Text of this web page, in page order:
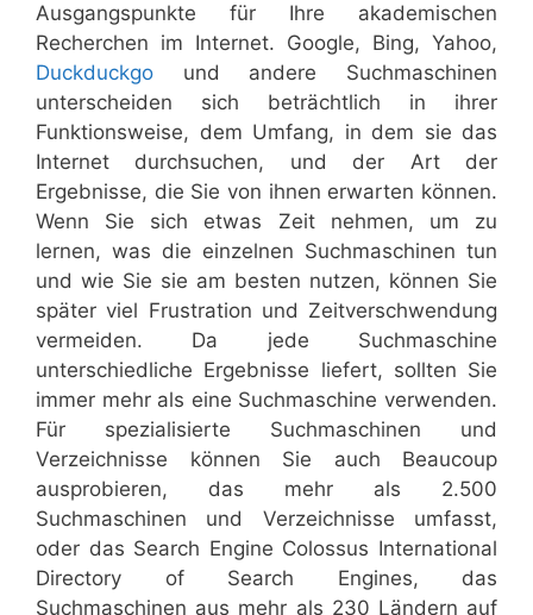
Ausgangspunkte für Ihre akademischen
Recherchen im Internet. Google, Bing, Yahoo,
Duckduckgo und andere Suchmaschinen
unterscheiden sich beträchtlich in ihrer
Funktionsweise, dem Umfang, in dem sie das
Internet durchsuchen, und der Art der
Ergebnisse, die Sie von ihnen erwarten können.
Wenn Sie sich etwas Zeit nehmen, um zu
lernen, was die einzelnen Suchmaschinen tun
und wie Sie sie am besten nutzen, können Sie
später viel Frustration und Zeitverschwendung
vermeiden. Da jede Suchmaschine
unterschiedliche Ergebnisse liefert, sollten Sie
immer mehr als eine Suchmaschine verwenden.
Für spezialisierte Suchmaschinen und
Verzeichnisse können Sie auch Beaucoup
ausprobieren, das mehr als 2.500
Suchmaschinen und Verzeichnisse umfasst,
oder das Search Engine Colossus International
Directory of Search Engines, das
Suchmaschinen aus mehr als 230 Ländern auf